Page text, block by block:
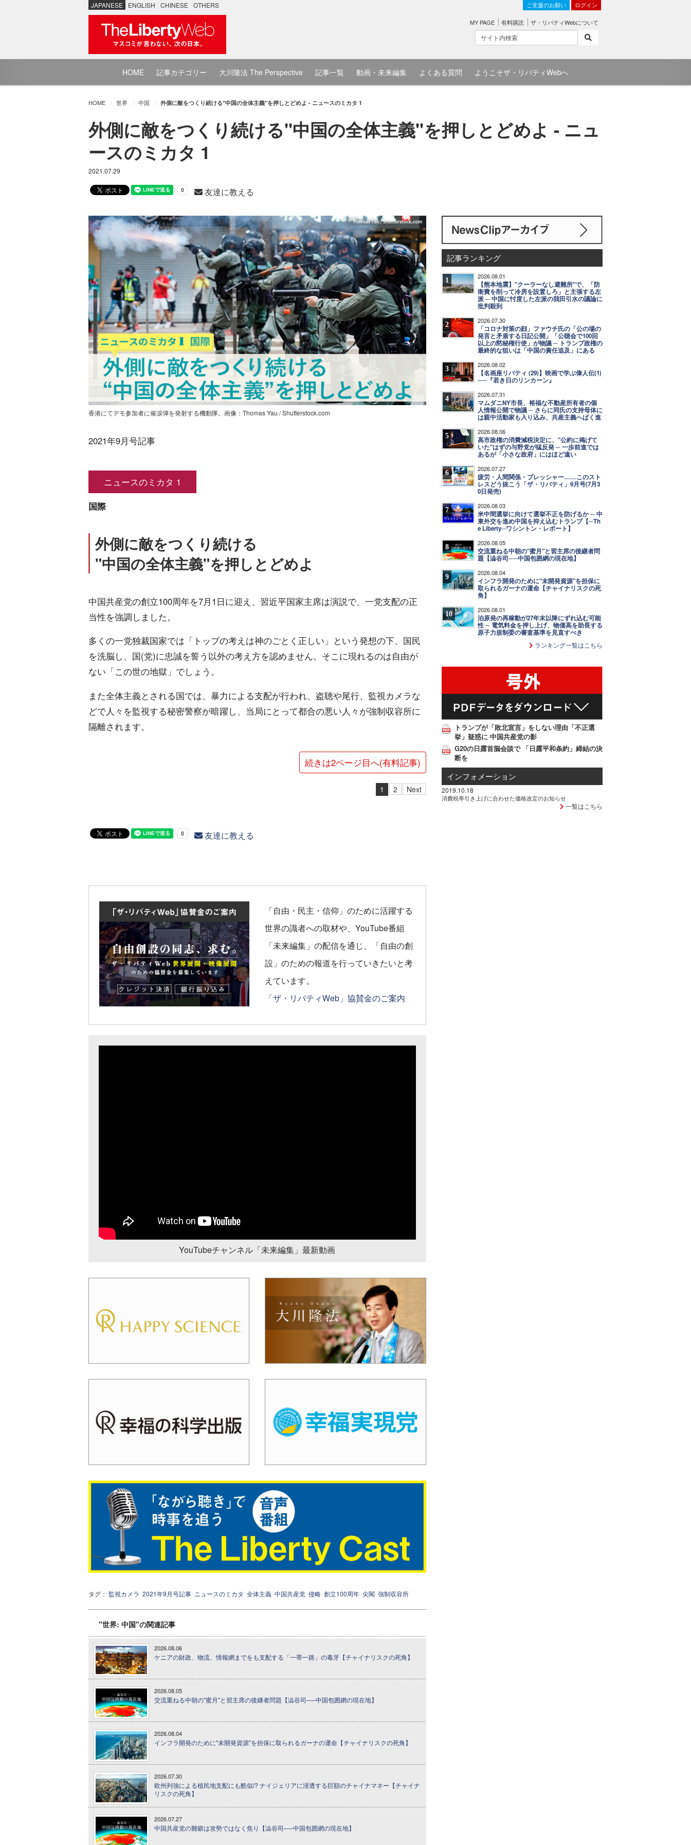
JAPANESE ENGLISH CHINESE OTHERS ご支援のお願い ログイン
MY PAGE 有料購読 ザ・リバティWebについて
HOME 記事カテゴリー 大川隆法 The Perspective 記事一覧 動画・未来編集 よくある質問 ようこそザ・リバティWebへ
HOME 世界 中国 外側に敵をつくり続ける"中国の全体主義"を押しとどめよ - ニュースのミカタ 1
外側に敵をつくり続ける"中国の全体主義"を押しとどめよ - ニュ
ースのミカタ 1
2021.07.29
友達に教える
香港にてデモ参加者に催涙弾を発射する機動隊。画像：Thomas Yau / Shutterstock.com
2021年9月号記事
ニュースのミカタ 1
国際
外側に敵をつくり続ける
"中国の全体主義"を押しとどめよ
中国共産党の創立100周年を7月1日に迎え、習近平国家主席は演説で、一党支配の正
当性を強調しました。
多くの一党独裁国家では「トップの考えは神のごとく正しい」という発想の下、国民
を洗脳し、国(党)に忠誠を誓う以外の考え方を認めません。そこに現れるのは自由が
ない「この世の地獄」でしょう。
また全体主義とされる国では、暴力による支配が行われ、盗聴や尾行、監視カメラな
どで人々を監視する秘密警察が暗躍し、当局にとって都合の悪い人々が強制収容所に
隔離されます。
続きは2ページ目へ(有料記事)
1 2 Next
友達に教える
「自由・民主・信仰」のために活躍する
世界の識者への取材や、YouTube番組
「未来編集」の配信を通じ、「自由の創
設」のための報道を行っていきたいと考
えています。
「ザ・リバティWeb」協賛金のご案内
YouTubeチャンネル「未来編集」最新動画
タグ： 監視カメラ 2021年9月号記事 ニュースのミカタ 全体主義 中国共産党 侵略 創立100周年 尖閣 強制収容所
"世界: 中国"の関連記事
2026.08.06
ケニアの財政、物流、情報網までをも支配する「一帯一路」の毒牙【チャイナリスクの死角】
2026.08.05
交流重ねる中朝の"蜜月"と習主席の後継者問題【澁谷司──中国包囲網の現在地】
2026.08.04
インフラ開発のために"未開発資源"を担保に取られるガーナの運命【チャイナリスクの死角】
2026.07.30
欧州列強による植民地支配にも酷似!? ナイジェリアに浸透する巨額のチャイナマネー【チャイナ
リスクの死角】
2026.07.27
中国共産党の難癖は攻勢ではなく焦り【澁谷司──中国包囲網の現在地】
記事ランキング
1 2026.08.01
【熊本地震】"クーラーなし避難所"で、「防
衛費を削って冷房を設置しろ」と主張する左
派 ─ 中国に忖度した左派の我田引水の議論に
批判殺到
2 2026.07.30
「コロナ対策の顔」ファウチ氏の「公の場の
発言と矛盾する日記公開」「公聴会で100回
以上の黙秘権行使」が物議 ─ トランプ政権の
最終的な狙いは「中国の責任追及」にある
3 2026.08.02
【名画座リバティ (29)】映画で学ぶ偉人伝(1)
──『若き日のリンカーン』
4 2026.07.31
マムダニNY市長、裕福な不動産所有者の個
人情報公開で物議 ─ さらに同氏の支持母体に
は親中活動家も入り込み、共産主義へばく進
5 2026.08.06
高市政権の消費減税決定に、"公約に掲げて
いた"はずの与野党が猛反発 ─ 一歩前進では
あるが「小さな政府」にはほど遠い
6 2026.07.27
疲労・人間関係・プレッシャー……このスト
レスどう抜こう「ザ・リバティ」9月号(7月3
0日発売)
7 2026.08.03
米中間選挙に向けて選挙不正を防げるか ─ 中
東外交を進め中国を抑え込むトランプ【─Th
e Liberty─ワシントン・レポート】
8 2026.08.05
交流重ねる中朝の"蜜月"と習主席の後継者問
題【澁谷司──中国包囲網の現在地】
9 2026.08.04
インフラ開発のために"未開発資源"を担保に
取られるガーナの運命【チャイナリスクの死
角】
10 2026.08.01
泊原発の再稼動が27年末以降にずれ込む可能
性 ─ 電気料金を押し上げ、物価高を助長する
原子力規制委の審査基準を見直すべき
ランキング一覧はこちら
トランプが「敗北宣言」をしない理由「不正選
挙」疑惑に 中国共産党の影
G20の日露首脳会談で 「日露平和条約」締結の決
断を
インフォメーション
2019.10.18
消費税率引き上げに合わせた価格改定のお知らせ
一覧はこちら